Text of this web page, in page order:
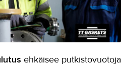
ehkäisee putkistovuotoja